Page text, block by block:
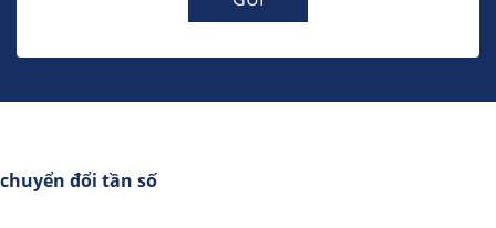
chuyển đổi tần số